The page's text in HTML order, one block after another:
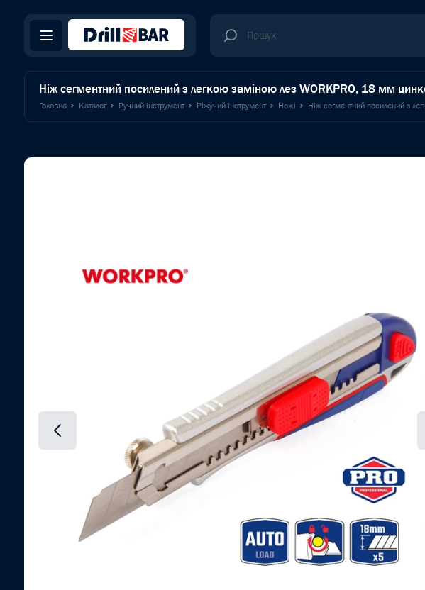
Ніж сегментний посилений з легкою заміною лез WORKPRO, 18 мм
Головна Каталог Ручний інструмент Ріжучий інструмент Ножі Ніж сегментний посилений з